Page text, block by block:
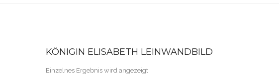
KÖNIGIN ELISABETH LEINWANDBILD
Einzelnes Ergebnis wird angezeigt